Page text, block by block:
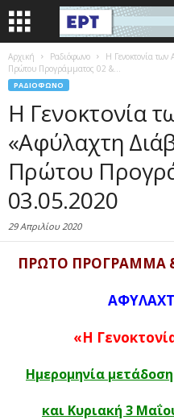
Αρχική Ραδιόφωνο
Η Γενοκτονία
Πρώτου Προγράμματος 02 &...
ΡΑΔΙΌΦΩΝΟ
Η Γενοκτονία
«Αφύλαχτη
Πρώτου
03.05.2020
29 Απριλίου 2020
ΠΡΩΤΟ ΠΡΟΓΡΑΜΜΑ
«Η
Ημερομηνία
και Κυριακή 3